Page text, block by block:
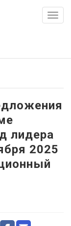
лидера
2025